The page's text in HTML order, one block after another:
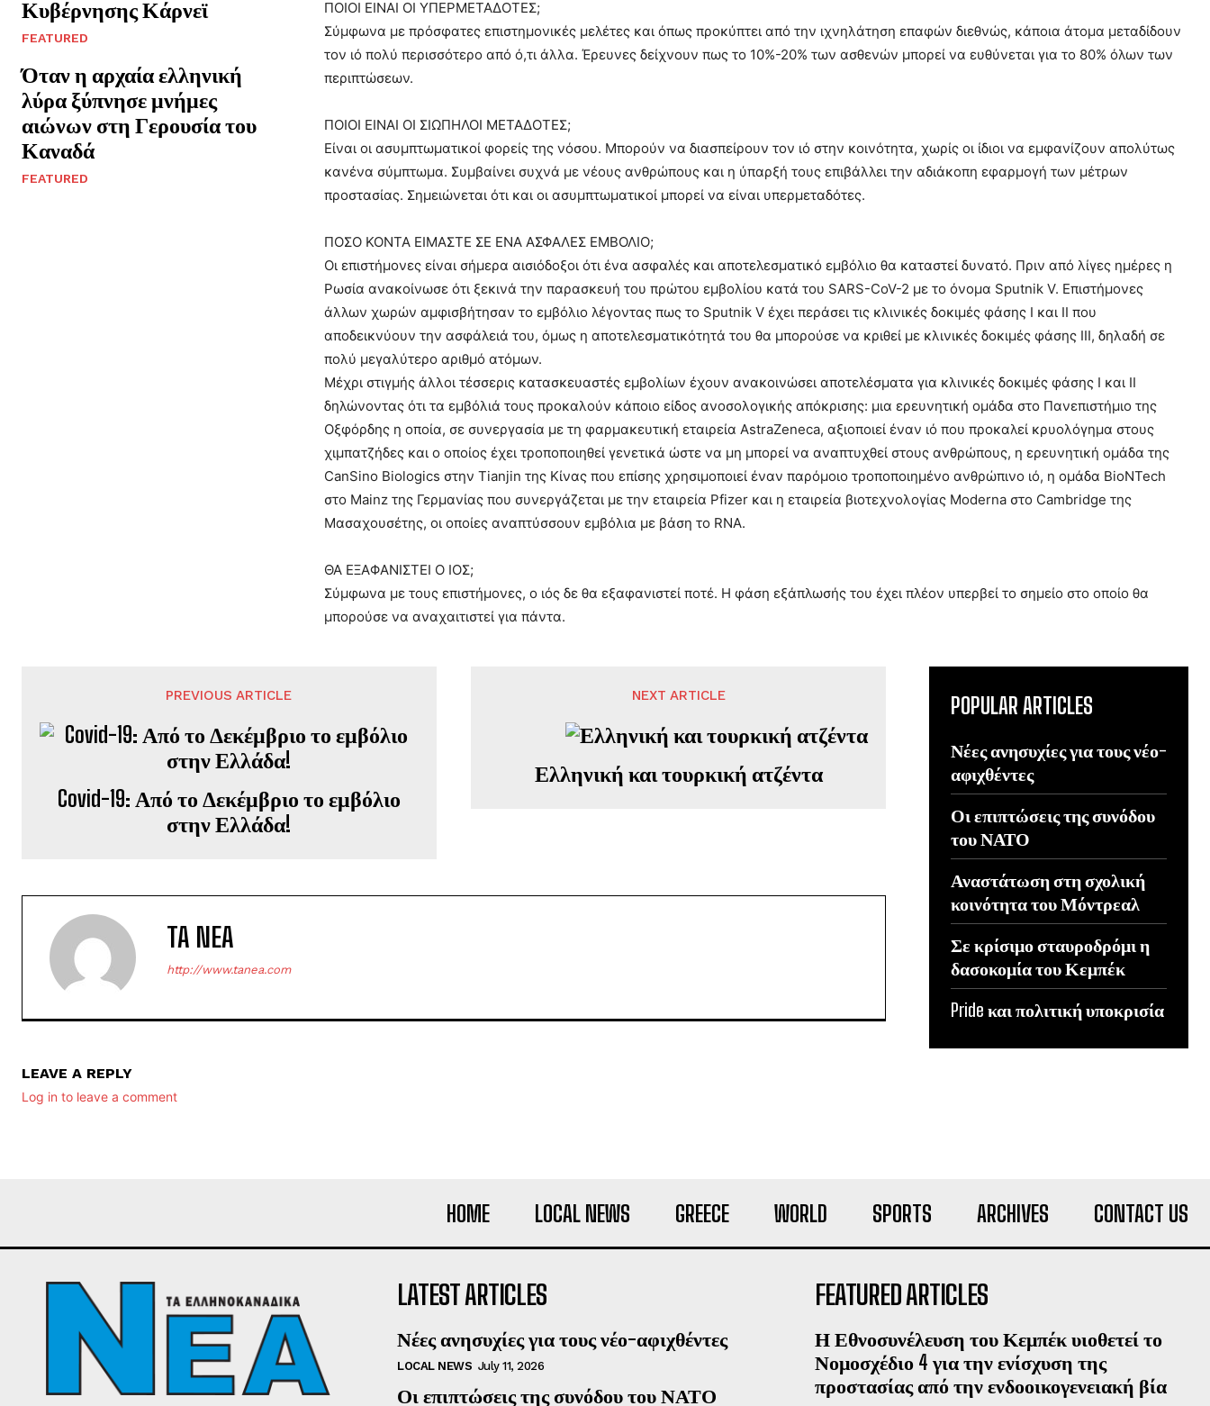
Κυβέρνησης Κάρνεϊ
FEATURED
Όταν η αρχαία ελληνική
λύρα ξύπνησε μνήμες
αιώνων στη Γερουσία του
Καναδά
FEATURED
ΠΟΙΟΙ ΕΙΝΑΙ ΟΙ ΥΠΕΡΜΕΤΑΔΟΤΕΣ;
Σύμφωνα με πρόσφατες επιστημονικές μελέτες και όπως προκύπτει από την ιχνηλάτηση επαφών διεθνώς, κάποια άτομα μεταδίδουν
τον ιό πολύ περισσότερο από ό,τι άλλα. Έρευνες δείχνουν πως το 10%-20% των ασθενών μπορεί να ευθύνεται για το 80% όλων των
περιπτώσεων.
ΠΟΙΟΙ ΕΙΝΑΙ ΟΙ ΣΙΩΠΗΛΟΙ ΜΕΤΑΔΟΤΕΣ;
Είναι οι ασυμπτωματικοί φορείς της νόσου. Μπορούν να διασπείρουν τον ιό στην κοινότητα, χωρίς οι ίδιοι να εμφανίζουν απολύτως
κανένα σύμπτωμα. Συμβαίνει συχνά με νέους ανθρώπους και η ύπαρξή τους επιβάλλει την αδιάκοπη εφαρμογή των μέτρων
προστασίας. Σημειώνεται ότι και οι ασυμπτωματικοί μπορεί να είναι υπερμεταδότες.
ΠΟΣΟ ΚΟΝΤΑ ΕΙΜΑΣΤΕ ΣΕ ΕΝΑ ΑΣΦΑΛΕΣ ΕΜΒΟΛΙΟ;
Οι επιστήμονες είναι σήμερα αισιόδοξοι ότι ένα ασφαλές και αποτελεσματικό εμβόλιο θα καταστεί δυνατό. Πριν από λίγες ημέρες η
Ρωσία ανακοίνωσε ότι ξεκινά την παρασκευή του πρώτου εμβολίου κατά του SARS-CoV-2 με το όνομα Sputnik V. Επιστήμονες
άλλων χωρών αμφισβήτησαν το εμβόλιο λέγοντας πως το Sputnik V έχει περάσει τις κλινικές δοκιμές φάσης Ι και ΙΙ που
αποδεικνύουν την ασφάλειά του, όμως η αποτελεσματικότητά του θα μπορούσε να κριθεί με κλινικές δοκιμές φάσης ΙΙΙ, δηλαδή σε
πολύ μεγαλύτερο αριθμό ατόμων.
Μέχρι στιγμής άλλοι τέσσερις κατασκευαστές εμβολίων έχουν ανακοινώσει αποτελέσματα για κλινικές δοκιμές φάσης Ι και ΙΙ
δηλώνοντας ότι τα εμβόλιά τους προκαλούν κάποιο είδος ανοσολογικής απόκρισης: μια ερευνητική ομάδα στο Πανεπιστήμιο της
Οξφόρδης η οποία, σε συνεργασία με τη φαρμακευτική εταιρεία AstraZeneca, αξιοποιεί έναν ιό που προκαλεί κρυολόγημα στους
χιμπατζήδες και ο οποίος έχει τροποποιηθεί γενετικά ώστε να μη μπορεί να αναπτυχθεί στους ανθρώπους, η ερευνητική ομάδα της
CanSino Biologics στην Tianjin της Κίνας που επίσης χρησιμοποιεί έναν παρόμοιο τροποποιημένο ανθρώπινο ιό, η ομάδα BioNTech
στο Mainz της Γερμανίας που συνεργάζεται με την εταιρεία Pfizer και η εταιρεία βιοτεχνολογίας Moderna στο Cambridge της
Μασαχουσέτης, οι οποίες αναπτύσσουν εμβόλια με βάση το RNΑ.
ΘΑ ΕΞΑΦΑΝΙΣΤΕΙ Ο ΙΟΣ;
Σύμφωνα με τους επιστήμονες, ο ιός δε θα εξαφανιστεί ποτέ. Η φάση εξάπλωσής του έχει πλέον υπερβεί το σημείο στο οποίο θα
μπορούσε να αναχαιτιστεί για πάντα.
PREVIOUS ARTICLE
Covid-19: Από το Δεκέμβριο το εμβόλιο
στην Ελλάδα!
NEXT ARTICLE
Ελληνική και τουρκική ατζέντα
TA NEA
http://www.tanea.com
LEAVE A REPLY
Log in to leave a comment
POPULAR ARTICLES
Νέες ανησυχίες για τους νέο-
αφιχθέντες
Οι επιπτώσεις της συνόδου
του ΝΑΤΟ
Αναστάτωση στη σχολική
κοινότητα του Μόντρεαλ
Σε κρίσιμο σταυροδρόμι η
δασοκομία του Κεμπέκ
Pride και πολιτική υποκρισία
HOME LOCAL NEWS GREECE WORLD SPORTS ARCHIVES CONTACT US
LATEST ARTICLES
Νέες ανησυχίες για τους νέο-αφιχθέντες
LOCAL NEWS July 11, 2026
Οι επιπτώσεις της συνόδου του ΝΑΤΟ
FEATURED ARTICLES
Η Εθνοσυνέλευση του Κεμπέκ υιοθετεί το
Νομοσχέδιο 4 για την ενίσχυση της
προστασίας από την ενδοοικογενειακή βία